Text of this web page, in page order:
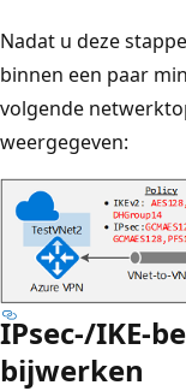
Nadat u deze
binnen een paar
volgende
weergegeven:
IPsec-/IKE-
bijwerken